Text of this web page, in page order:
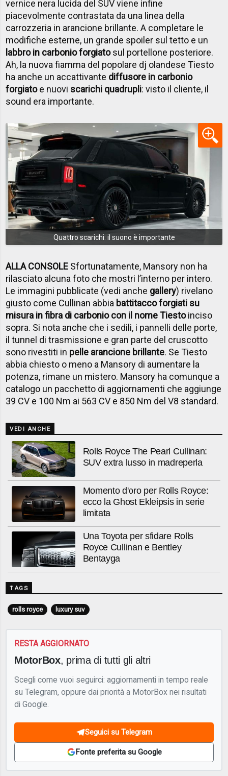
vernice nera lucida del SUV viene infine
piacevolmente contrastata da una linea della
carrozzeria in arancione brillante. A completare le
modifiche esterne, un grande spoiler sul tetto e un
labbro in carbonio forgiatosul portellone posteriore.
Ah, la nuova fiamma del popolare dj olandese Tiesto
ha anche un accattivante diffusore in carbonio
forgiatoe nuovi scarichi quadrupli: visto il cliente, il
sound era importante.
Quattro scarichi: il suono è importante
ALLA CONSOLE Sfortunatamente, Mansory non ha
rilasciato alcuna foto che mostri l’interno per intero.
Le immagini pubblicate (vedi anche gallery) rivelano
giusto come Cullinan abbia battitacco forgiati su
misura in fibra di carbonio con il nome Tiestoinciso
sopra. Si nota anche che i sedili, i pannelli delle porte,
il tunnel di trasmissione e gran parte del cruscotto
sono rivestiti in pelle arancione brillante. Se Tiesto
abbia chiesto o meno a Mansory di aumentare la
potenza, rimane un mistero. Mansory ha comunque a
catalogo un pacchetto di aggiornamenti che aggiunge
39 CV e 100 Nm ai 563 CV e 850 Nm del V8 standard.
VEDI ANCHE
Rolls Royce The Pearl Cullinan:
SUV extra lusso in madreperla
Momento d'oro per Rolls Royce:
ecco la Ghost Ekleipsis in serie
limitata
Una Toyota per sfidare Rolls
Royce Cullinan e Bentley
Bentayga
TAGS
rolls royce luxury suv
RESTA AGGIORNATO
MotorBox, prima di tutti gli altri
Scegli come vuoi seguirci: aggiornamenti in tempo reale
su Telegram, oppure dai priorità a MotorBox nei risultati
di Google.
Seguici su Telegram
Fonte preferita su Google